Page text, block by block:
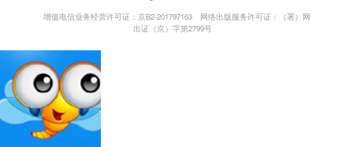
增值电信业务经营许可证：京B2-201797163
网络出版服务许可证：（署）网
出证（京）字第2799号